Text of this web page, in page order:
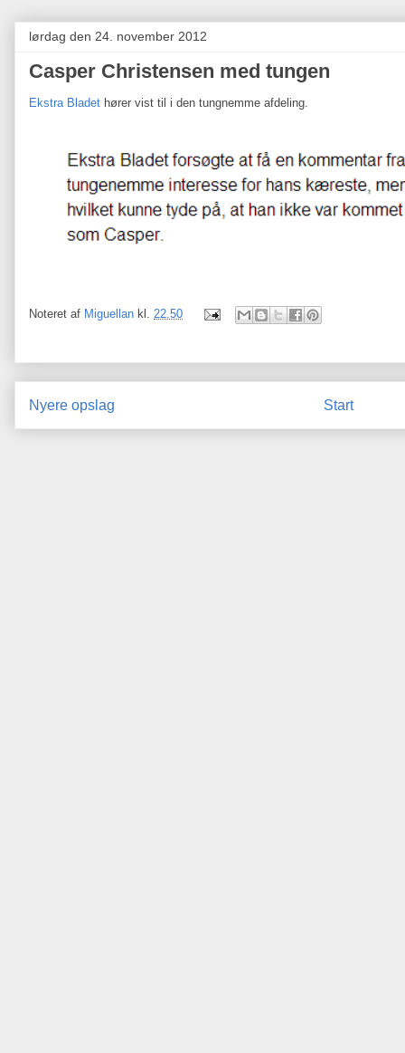
lørdag den 24. november 2012
Casper Christensen med tungen
Ekstra Bladet hører vist til i den tungnemme afdeling.
Noteret af Miguellan kl. 22.50
Nyere opslag Start